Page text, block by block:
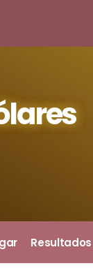
Resultados